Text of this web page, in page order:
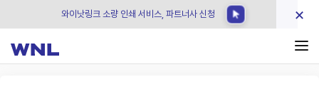
와이낫링크 디지털인쇄, 실사출력 파트너사 모집중
와이낫링크 소량 인쇄 서비스, 파트너사 신청 ×